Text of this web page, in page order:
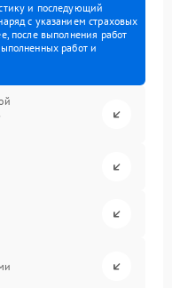
и последующий
с указанием страховых
после выполнения работ
работ и